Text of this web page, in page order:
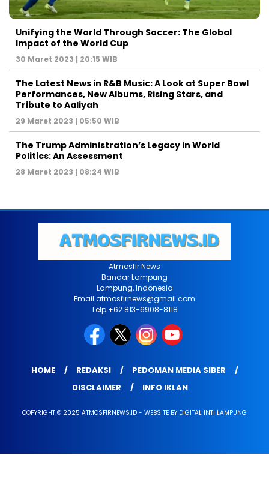
Unifying the World Through Soccer: The Global
Impact of the World Cup
30 Maret 2023 | 20:15 WIB
The Latest News in R&B Music: A Look at Super Bowl
Performances, New Albums, Rising Stars, and
Tribute to Aaliyah
29 Maret 2023 | 05:50 WIB
The Trump Administration’s Legacy in World
Politics: An Assessment
28 Maret 2023 | 08:24 WIB
Atmosfir News
Bandar Lampung
Lampung, Indonesia
Email atmosfirnews@gmail.com
Telp +62 813-6908-8118
HOME REDAKSI
PEDOMAN MEDIA SIBER
DISCLAIMER
INFO IKLAN
COPYRIGHT © 2025 ATMOSFIRNEWS.ID - WEBSITE BY DIGITAL INTI LAMPUNG